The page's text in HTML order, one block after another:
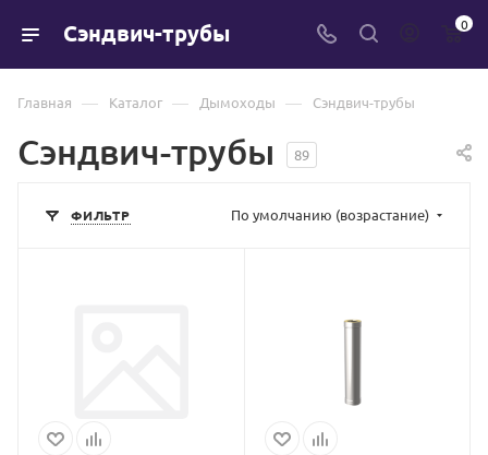
Сэндвич-трубы 0
Главная — Каталог — Дымоходы — Сэндвич-трубы
Сэндвич-трубы 89
ФИЛЬТР По умолчанию (возрастание)